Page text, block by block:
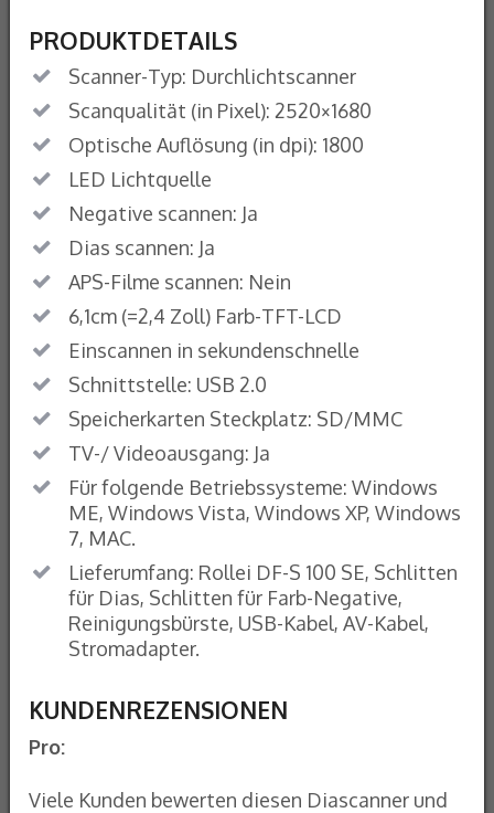
PRODUKTDETAILS
Scanner-Typ: Durchlichtscanner
Scanqualität (in Pixel): 2520×1680
Optische Auflösung (in dpi): 1800
LED Lichtquelle
Negative scannen: Ja
Dias scannen: Ja
APS-Filme scannen: Nein
6,1cm (=2,4 Zoll) Farb-TFT-LCD
Einscannen in sekundenschnelle
Schnittstelle: USB 2.0
Speicherkarten Steckplatz: SD/MMC
TV-/ Videoausgang: Ja
Für folgende Betriebssysteme: Windows
ME, Windows Vista, Windows XP, Windows
7, MAC.
Lieferumfang: Rollei DF-S 100 SE, Schlitten
für Dias, Schlitten für Farb-Negative,
Reinigungsbürste, USB-Kabel, AV-Kabel,
Stromadapter.
KUNDENREZENSIONEN
Pro:
Viele Kunden bewerten diesen Diascanner und